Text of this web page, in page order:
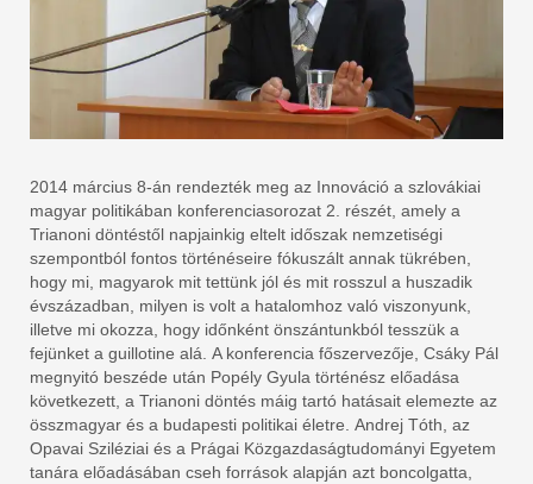
2014 március 8-án rendezték meg az Innováció a szlovákiai
magyar politikában konferenciasorozat 2. részét, amely a
Trianoni döntéstől napjainkig eltelt időszak nemzetiségi
szempontból fontos történéseire fókuszált annak tükrében,
hogy mi, magyarok mit tettünk jól és mit rosszul a huszadik
évszázadban, milyen is volt a hatalomhoz való viszonyunk,
illetve mi okozza, hogy időnként önszántunkból tesszük a
fejünket a guillotine alá. A konferencia főszervezője, Csáky Pál
megnyitó beszéde után Popély Gyula történész előadása
következett, a Trianoni döntés máig tartó hatásait elemezte az
összmagyar és a budapesti politikai életre. Andrej Tóth, az
Opavai Sziléziai és a Prágai Közgazdaságtudományi Egyetem
tanára előadásában cseh források alapján azt boncolgatta,